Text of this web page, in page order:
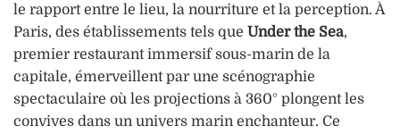
le rapport entre le lieu, la nourriture et la perception. À
Paris, des établissements tels que Under the Sea,
premier restaurant immersif sous-marin de la
capitale, émerveillent par une scénographie
spectaculaire où les projections à 360° plongent les
convives dans un univers marin enchanteur. Ce